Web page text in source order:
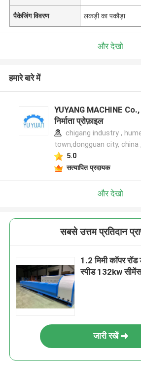
पैकेजिंग विवरण लकड़ी का पकौड़ा
और देखो
हमारे बारे में
YUYANG MACHINE
निर्माता प्रोफ़ाइल
chigang industry ,
town,dongguan city, china
5.0
सत्यापित प्रदायक
और देखो
सबसे उत्तम प्रतिदान
1.2 मिमी कॉपर रॉड
स्पीड 132kw
जारी रखें